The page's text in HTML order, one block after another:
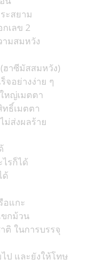
ะสยาม
เลข 2
ามสมหวัง
ฮาซีมัสสมหวัง)
จอย่างง่าย ๆ
หญ่เมตตา
ธิ์เมตตา
ม่ส่งผลร้าย
รก็ได้
ด้
อแกะ
กม้วน
ในการบรรจุ
ป และยังให้โทษ